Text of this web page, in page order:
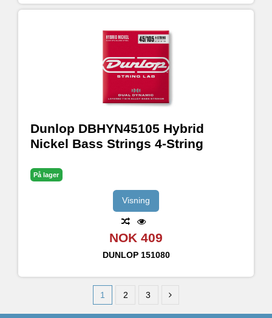
Dunlop DBHYN45105 Hybrid
Nickel Bass Strings 4-String
På lager
Visning
NOK 409
DUNLOP 151080
1 2 3